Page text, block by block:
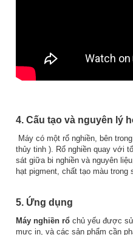
4. Cấu tạo và nguyên lý
Máy có một rổ nghiền, bên
thủy tinh ). Rổ nghiền quay với
sát giữa bi nghiền và nguyên
hạt pigment, chất tạo màu trong
5. Ứng dụng
Máy nghiền rổ chủ yếu được
mực in, và các sản phẩm cần